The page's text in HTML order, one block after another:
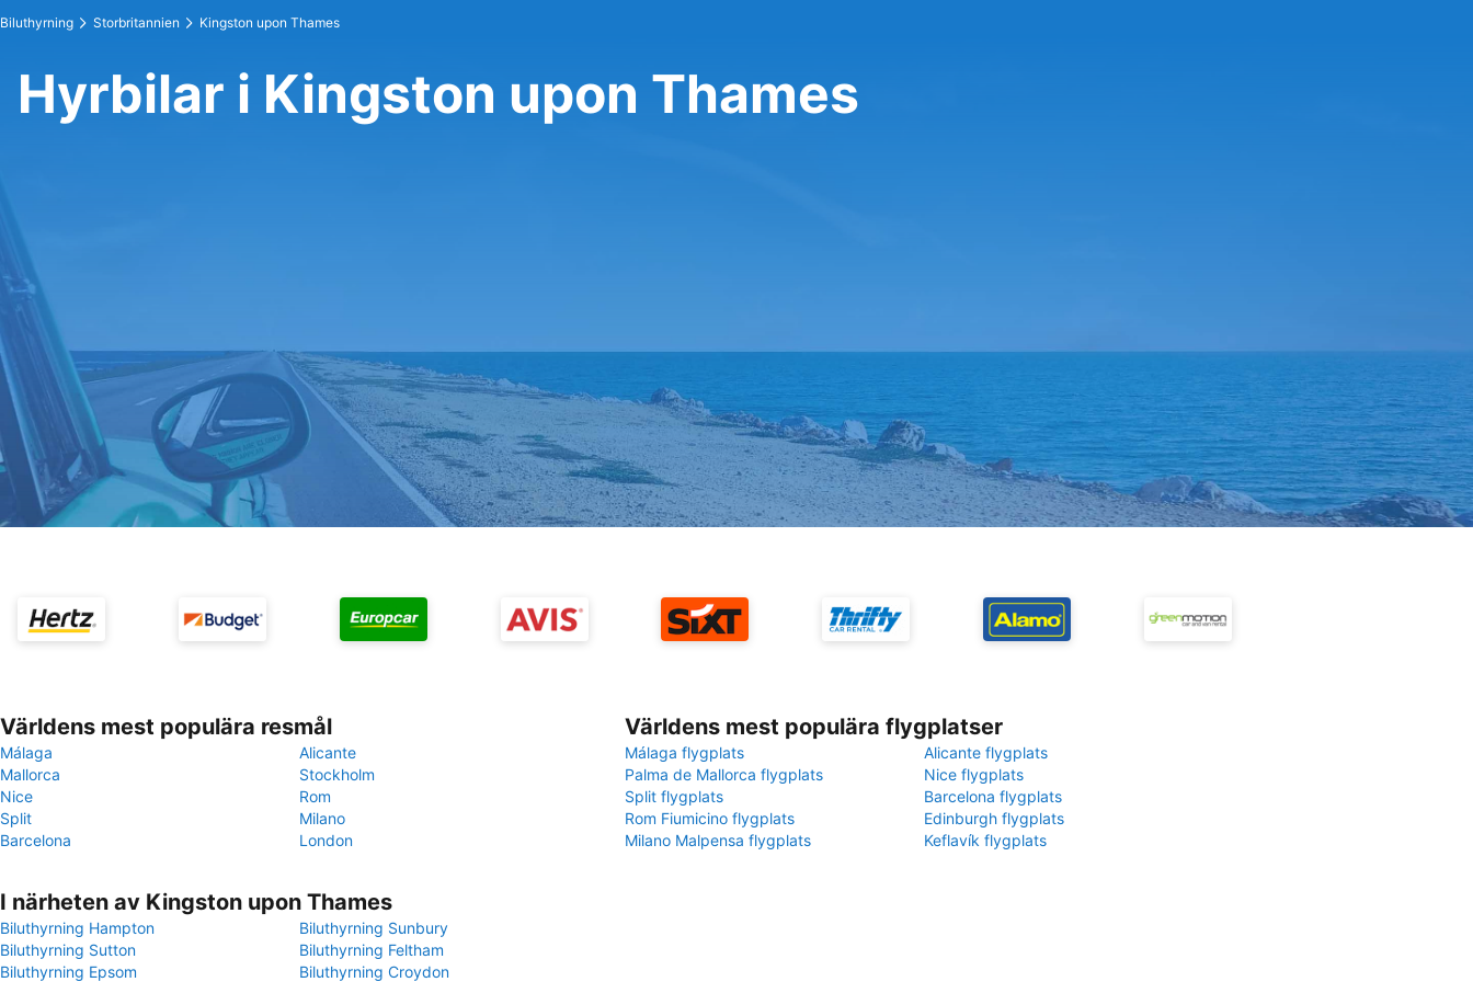
Biluthyrning Storbritannien Kingston upon Thames
Hyrbilar i Kingston upon Thames
Världens mest populära resmål
Málaga
Alicante
Mallorca
Stockholm
Nice
Rom
Split
Milano
Barcelona
London
Världens mest populära flygplatser
Málaga flygplats
Alicante flygplats
Palma de Mallorca flygplats
Nice flygplats
Split flygplats
Barcelona flygplats
Rom Fiumicino flygplats
Edinburgh flygplats
Milano Malpensa flygplats
Keflavík flygplats
I närheten av Kingston upon Thames
Biluthyrning Hampton
Biluthyrning Sunbury
Biluthyrning Sutton
Biluthyrning Feltham
Biluthyrning Epsom
Biluthyrning Croydon